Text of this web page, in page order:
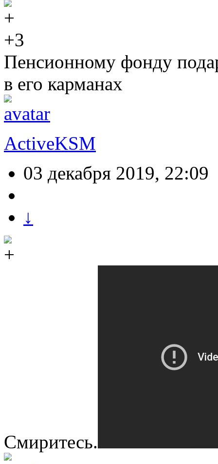
+3
Пенсионному фонду
в его карманах
ActiveKSM
03 декабря 2019, 22:09
↓
Смиритесь.